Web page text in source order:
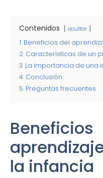
Contenidos ocultar
1 Beneficios del
2 Características de un
3 La importancia de una
4 Conclusión
5 Preguntas frecuentes
la infancia